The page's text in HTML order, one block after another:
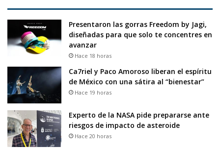
Presentaron las gorras Freedom by Jagi,
diseñadas para que solo te concentres en
avanzar
Hace 18 horas
Ca7riel y Paco Amoroso liberan el espíritu
de México con una sátira al “bienestar”
Hace 19 horas
Experto de la NASA pide prepararse ante
riesgos de impacto de asteroide
Hace 20 horas